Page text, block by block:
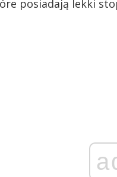
posiadają lekki